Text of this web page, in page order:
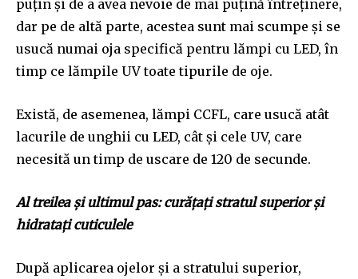
puțin și de a avea nevoie de mai puțină întreținere,
dar pe de altă parte, acestea sunt mai scumpe și se
usucă numai oja specifică pentru lămpi cu LED, în
timp ce lămpile UV toate tipurile de oje.
Există, de asemenea, lămpi CCFL, care usucă atât
lacurile de unghii cu LED, cât și cele UV, care
necesită un timp de uscare de 120 de secunde.
Al treilea și ultimul pas: curățați stratul superior și
hidratați cuticulele
După aplicarea ojelor și a stratului superior,